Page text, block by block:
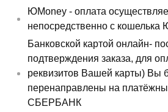
ЮMoney - оплата
непосредственно с кошелька
Банковской картой онлайн-
подтверждения заказа, для
реквизитов Вашей карты) Вы
перенаправлены на
СБЕРБАНК